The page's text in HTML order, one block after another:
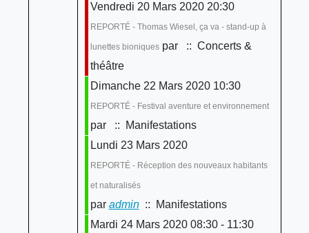
Vendredi 20 Mars 2020 20:30
REPORTÉ - Thomas Wiesel, ça va - stand-up à
lunettes bioniquespar
:: Concerts &
théâtre
Dimanche 22 Mars 2020 10:30
REPORTÉ - Festival aventure et environnement
par
:: Manifestations
Lundi 23 Mars 2020
REPORTÉ - Réception des nouveaux habitants
et naturalisés
par admin:: Manifestations
Mardi 24 Mars 2020 08:30 - 11:30